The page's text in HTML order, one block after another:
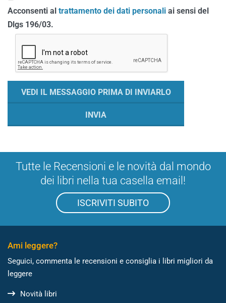
Acconsenti al trattamento dei dati personali ai sensi del
Dlgs 196/03.
Tutte le Recensioni e le novità dal mondo
dei libri nella tua casella email!
ISCRIVITI SUBITO
Ami leggere?
Seguici, commenta le recensioni e consiglia i libri migliori da
leggere
Novità libri